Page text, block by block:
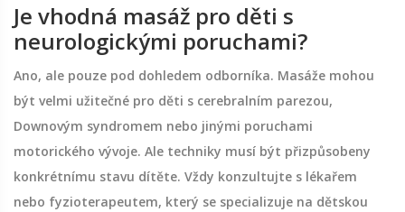
Je vhodná masáž pro děti s
neurologickými poruchami?
Ano, ale pouze pod dohledem odborníka. Masáže mohou
být velmi užitečné pro děti s cerebralním parezou,
Downovým syndromem nebo jinými poruchami
motorického vývoje. Ale techniky musí být přizpůsobeny
konkrétnímu stavu dítěte. Vždy konzultujte s lékařem
nebo fyzioterapeutem, který se specializuje na dětskou